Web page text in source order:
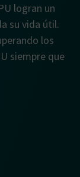
logran un
su vida útil.
los
siempre que